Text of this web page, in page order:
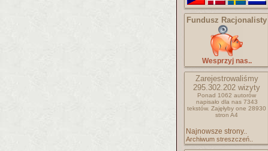
Fundusz Racjonalisty
Wesprzyj nas..
Zarejestrowaliśmy
295.302.202 wizyty
Ponad 1062 autorów
napisało dla nas 7343
tekstów. Zajęłyby one 28930
stron A4
Najnowsze strony..
Archiwum streszczeń..